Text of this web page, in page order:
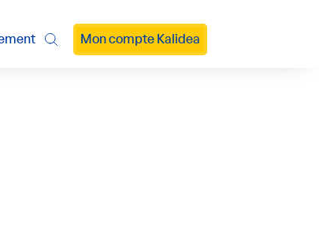
Mon compte Kalidea